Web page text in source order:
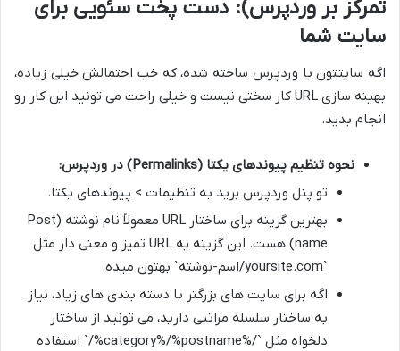
تمرکز بر وردپرس): دست پخت سئویی برای
سایت شما
اگه سایتتون با وردپرس ساخته شده، که خب احتمالش خیلی زیاده،
بهینه سازی URL کار سختی نیست و خیلی راحت می تونید این کار رو
انجام بدید.
نحوه تنظیم پیوندهای یکتا (Permalinks) در وردپرس:
تو پنل وردپرس برید به تنظیمات > پیوندهای یکتا.
بهترین گزینه برای ساختار URL معمولاً نام نوشته (Post
name) هست. این گزینه یه URL تمیز و معنی دار مثل
`yoursite.com/اسم-نوشته` بهتون میده.
اگه برای سایت های بزرگتر با دسته بندی های زیاد، نیاز
به ساختار سلسله مراتبی دارید، می تونید از ساختار
دلخواه مثل `/%category%/%postname%/` استفاده